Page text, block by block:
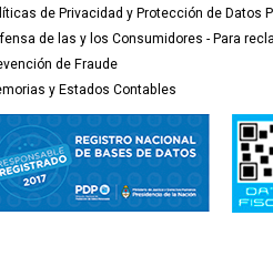
de Privacidad y Protección de Datos
de las y los Consumidores - Para
de Fraude
y Estados Contables